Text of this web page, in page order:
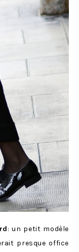
: un petit modèle
presque office